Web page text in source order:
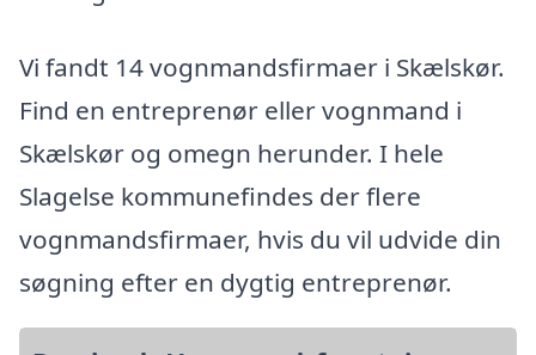
Vi fandt 14 vognmandsfirmaer i Skælskør.
Find en entreprenør eller vognmand i
Skælskør og omegn herunder. I hele
Slagelse kommunefindes der flere
vognmandsfirmaer, hvis du vil udvide din
søgning efter en dygtig entreprenør.